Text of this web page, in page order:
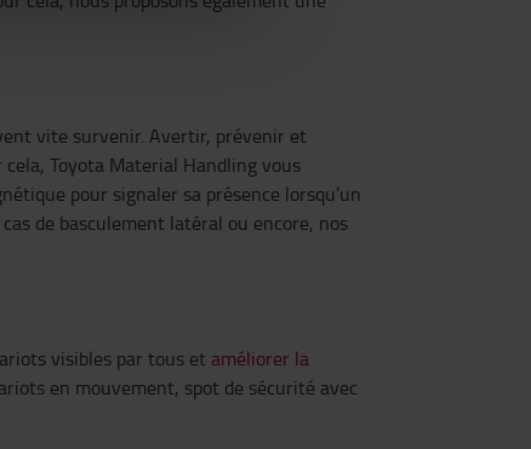
vite survenir. Avertir, prévenir et
Toyota Material Handling vous
pour signaler sa présence lorsqu’un
de basculement latéral ou encore, nos
visibles par tous et améliorer la
en mouvement, spot de sécurité avec